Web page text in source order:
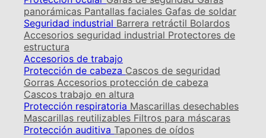
panorámicas Pantallas faciales Gafas de soldar
Seguridad industrial Barrera retráctil Bolardos
Accesorios seguridad industrial Protectores de
estructura
Accesorios de trabajo
Protección de cabeza Cascos de seguridad
Gorras Accesorios protección de cabeza
Cascos trabajo en altura
Protección respiratoria Mascarillas desechables
Mascarillas reutilizables Filtros para máscaras
Protección auditiva Tapones de oídos